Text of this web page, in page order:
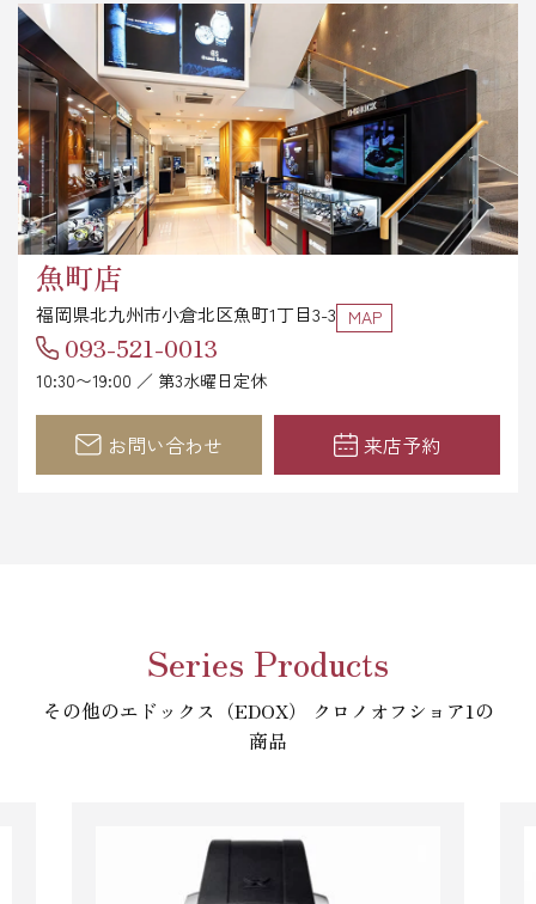
魚町店
福岡県北九州市小倉北区魚町1丁目3-3 MAP
093-521-0013
10:30〜19:00 ／ 第3水曜日定休
お問い合わせ 来店予約
Series Products
その他のエドックス（EDOX） クロノオフショア1の
商品